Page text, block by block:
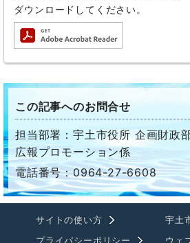
ダウンロードしてください。
この記事へのお問合せ
担当部署：宇土市役所 企画財政
広報プロモーション係
電話番号：0964-27-6608
サイトの使い方
宇土
プライバシーポリシー
ウェ